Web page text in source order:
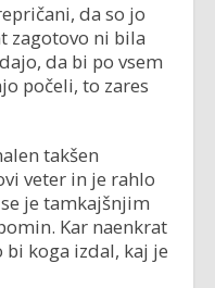
da so jo
zagotovo ni bila
da bi po vsem
počeli, to zares
takšen
veter in je rahlo
je tamkajšnjim
Kar naenkrat
bi koga izdal, kaj je